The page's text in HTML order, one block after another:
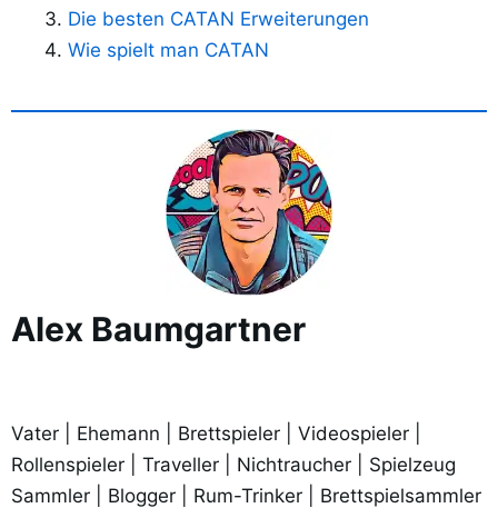
Die besten CATAN Erweiterungen
Wie spielt man CATAN
Alex Baumgartner
Vater | Ehemann | Brettspieler | Videospieler |
Rollenspieler | Traveller | Nichtraucher | Spielzeug
Sammler | Blogger | Rum-Trinker | Brettspielsammler